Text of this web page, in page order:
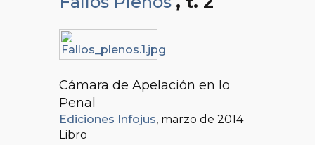
Cámara de Apelación en lo
Penal
Ediciones Infojus, marzo de 2014
Libro